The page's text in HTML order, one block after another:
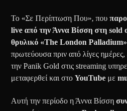
Το «Σε Περίπτωση Που», που
live από την Άννα Βίσση στη sold
θρυλικό «The London
πρωτεύουσα πριν από λίγες
την Panik Gold στις streaming
μεταφερθεί και στοYouTube με
Αυτή την περίοδο η Άννα Βίσση